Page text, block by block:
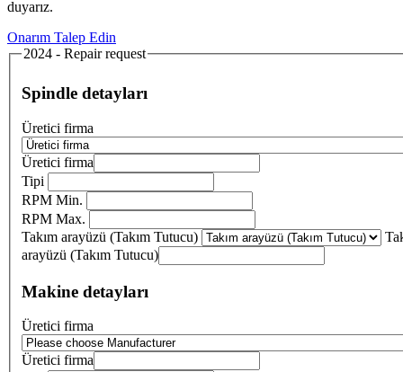
duyarız.
Onarım Talep Edin
2024 - Repair request
Spindle detayları
Üretici firma
Üretici firma
Tipi
RPM Min.
RPM Max.
Takım arayüzü (Takım Tutucu)
arayüzü (Takım Tutucu)
Makine detayları
Üretici firma
Üretici firma